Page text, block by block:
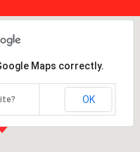
Maps correctly.
OK